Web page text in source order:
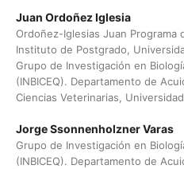
Juan Ordoñez Iglesia
Ordoñez-Iglesias Juan Programa
Instituto de Postgrado,
Grupo de Investigación en
(INBICEQ). Departamento de
Ciencias Veterinarias,
Jorge Ssonnenholzner Varas
Grupo de Investigación en
(INBICEQ). Departamento de